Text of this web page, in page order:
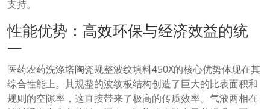
支持。
性能优势：高效环保与经济效益的统
一
医药农药洗涤塔陶瓷规整波纹填料450X的核心优势体现在其
综合性能上。其规整的波纹板结构创造了巨大的比表面积和
规则的空隙率，这直接带来了极高的传质效率。气液两相在